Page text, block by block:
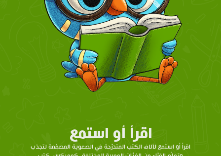
اقرأ أو استمع
اقرأ أو استمع لآلاف الكتب المتدرّحة في الصعوبة المصمّمة لتجذب